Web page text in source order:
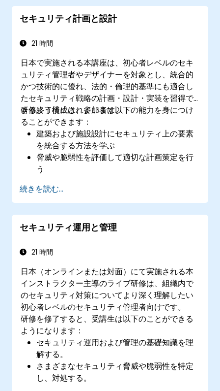
におけるサイバー脅威からの防御策を把握す
る。
セキュリティ計画と設計
21 時間
日本で実施される本講座は、初心者レベルのセキ
ュリティ管理者やデザイナーを対象とし、統合的
かつ技術的に優れ、法的・倫理的基準にも適合し
たセキュリティ戦略の計画・設計・実装を習得で
きるよう構成されています。
研修終了後には、参加者は以下の能力を身につけ
ることができます：
建築および施設設計にセキュリティ上の要素
を統合する方法を学ぶ
脅威や脆弱性を評価して適切な計画策定を行
う
計画を作成する
迅速かつ効果的な緊急時対応・危機管理計画
を立案できる
続きを読む...
セキュリティ運用と管理
21 時間
日本（オンラインまたは対面）にて実施される本
インストラクター主導のライブ研修は、組織内で
のセキュリティ対策についてより深く理解したい
初心者レベルのセキュリティ管理者向けです。
研修を修了すると、受講生は以下のことができる
ようになります：
セキュリティ運用および管理の基礎知識を理
解する。
さまざまなセキュリティ脅威や脆弱性を特定
し、対処する。